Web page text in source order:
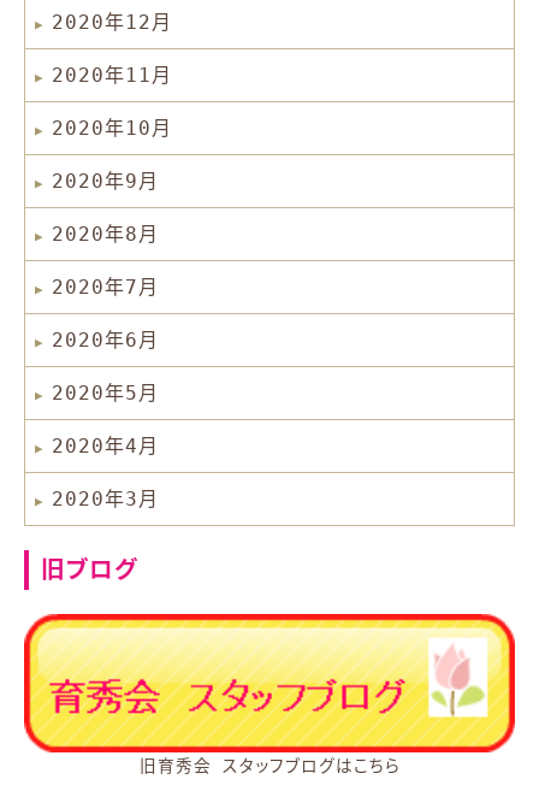
2020年12月
2020年11月
2020年10月
2020年9月
2020年8月
2020年7月
2020年6月
2020年5月
2020年4月
2020年3月
旧ブログ
旧育秀会 スタッフブログはこちら